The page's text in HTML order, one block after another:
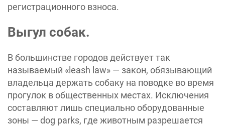
регистрационного взноса.
Выгул собак.
В большинстве городов действует так
называемый «‎leash law» — закон, обязывающий
владельца держать собаку на поводке во время
прогулок в общественных местах. Исключения
составляют лишь специально оборудованные
зоны — dog parks, где животным разрешается